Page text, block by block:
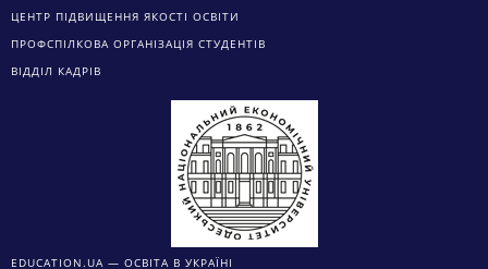
ЦЕНТР ПІДВИЩЕННЯ ЯКОСТІ ОСВІТИ
ПРОФСПІЛКОВА ОРГАНІЗАЦІЯ СТУДЕНТІВ
ВІДДІЛ КАДРІВ
EDUCATION.UA — ОСВІТА В УКРАЇНІ